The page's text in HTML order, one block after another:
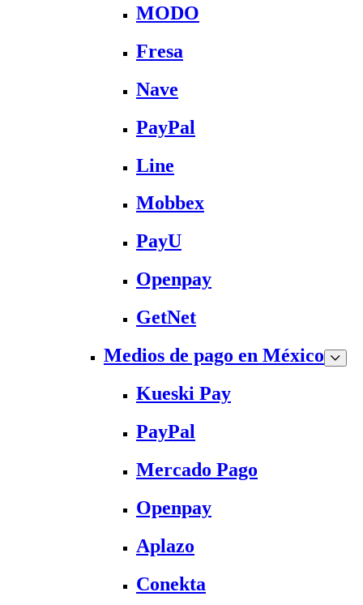
MODO
Fresa
Nave
PayPal
Line
Mobbex
PayU
Openpay
GetNet
Medios de pago en México
Kueski Pay
PayPal
Mercado Pago
Openpay
Aplazo
Conekta